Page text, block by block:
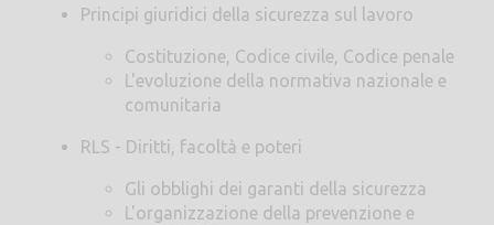
Principi giuridici della sicurezza sul lavoro
Costituzione, Codice civile, Codice penale
L'evoluzione della normativa nazionale e
comunitaria
RLS - Diritti, facoltà e poteri
Gli obblighi dei garanti della sicurezza
L'organizzazione della prevenzione e